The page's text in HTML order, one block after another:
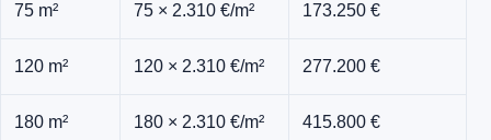
75 m² 75 × 2.310 €/m² 173.250 €
120 m² 120 × 2.310 €/m² 277.200 €
180 m² 180 × 2.310 €/m² 415.800 €